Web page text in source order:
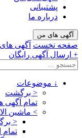
پشتیبانی
درباره ما
آگهی های من
صفحه نخست آگهی
+ ارسال آگهی رایگان
↓ موضوعات
< برگشت
تمام آگهی
> ماشین
<